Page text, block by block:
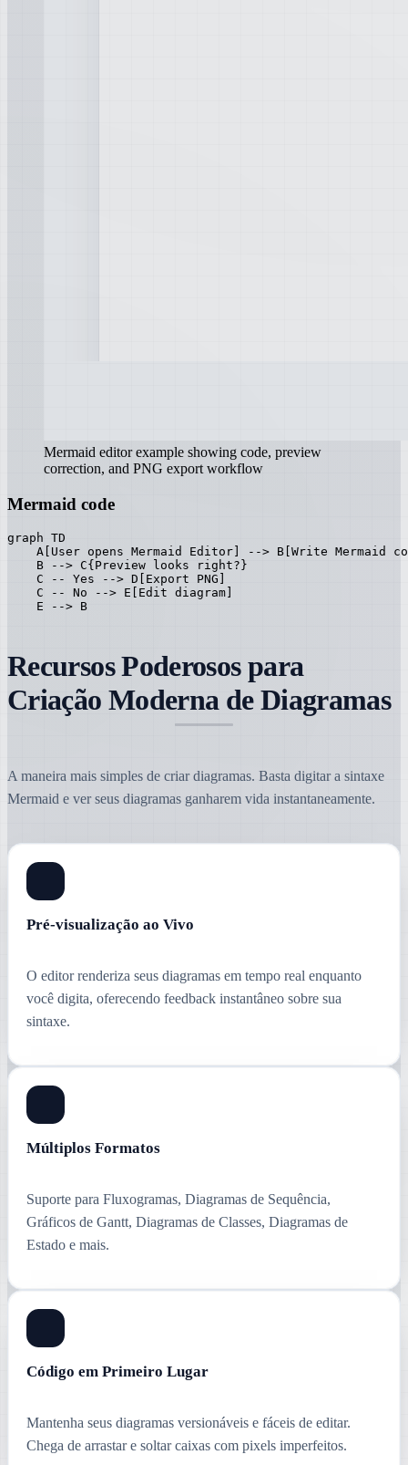
Mermaid editor example showing code, preview
correction, and PNG export workflow
Mermaid code
graph TD
A[User opens Mermaid Editor] --> B[Write Mermaid
    B --> C{Preview looks right?}
    C -- Yes --> D[Export PNG]
    C -- No --> E[Edit diagram]
    E --> B
Recursos Poderosos para
Criação Moderna de Diagramas
A maneira mais simples de criar diagramas. Basta digitar a sintaxe
Mermaid e ver seus diagramas ganharem vida instantaneamente.
Pré-visualização ao Vivo
O editor renderiza seus diagramas em tempo real enquanto
você digita, oferecendo feedback instantâneo sobre sua
sintaxe.
Múltiplos Formatos
Suporte para Fluxogramas, Diagramas de Sequência,
Gráficos de Gantt, Diagramas de Classes, Diagramas de
Estado e mais.
Código em Primeiro Lugar
Mantenha seus diagramas versionáveis e fáceis de editar.
Chega de arrastar e soltar caixas com pixels imperfeitos.